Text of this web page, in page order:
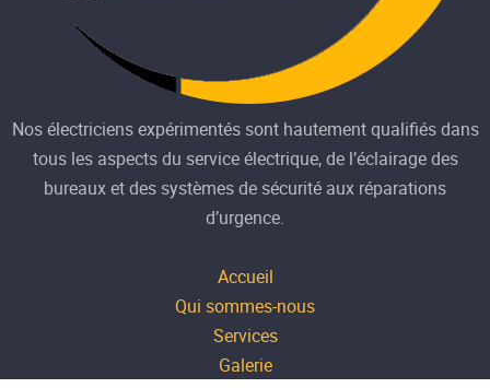
Nos électriciens expérimentés sont hautement qualifiés dans
tous les aspects du service électrique, de l’éclairage des
bureaux et des systèmes de sécurité aux réparations
d’urgence.
Accueil
Qui sommes-nous
Services
Galerie